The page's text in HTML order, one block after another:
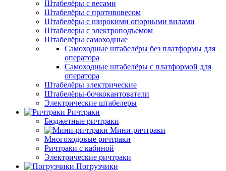
Штабелёры с весами
Штабелёры с противовесом
Штабелёры с широкими опорными вилами
Штабелеры с электроподъемом
Штабелёры самоходные
Самоходные штабелёры без платформы для
оператора
Самоходные штабелёры с платформой для
оператора
Штабелёры электрические
Штабелёры-бочкокантователи
Электрические штабелеры
Ричтраки
Бюджетные ричтраки
Мини-ричтраки
Многоходовые ричтраки
Ричтраки с кабиной
Электрические ричтраки
Погрузчики